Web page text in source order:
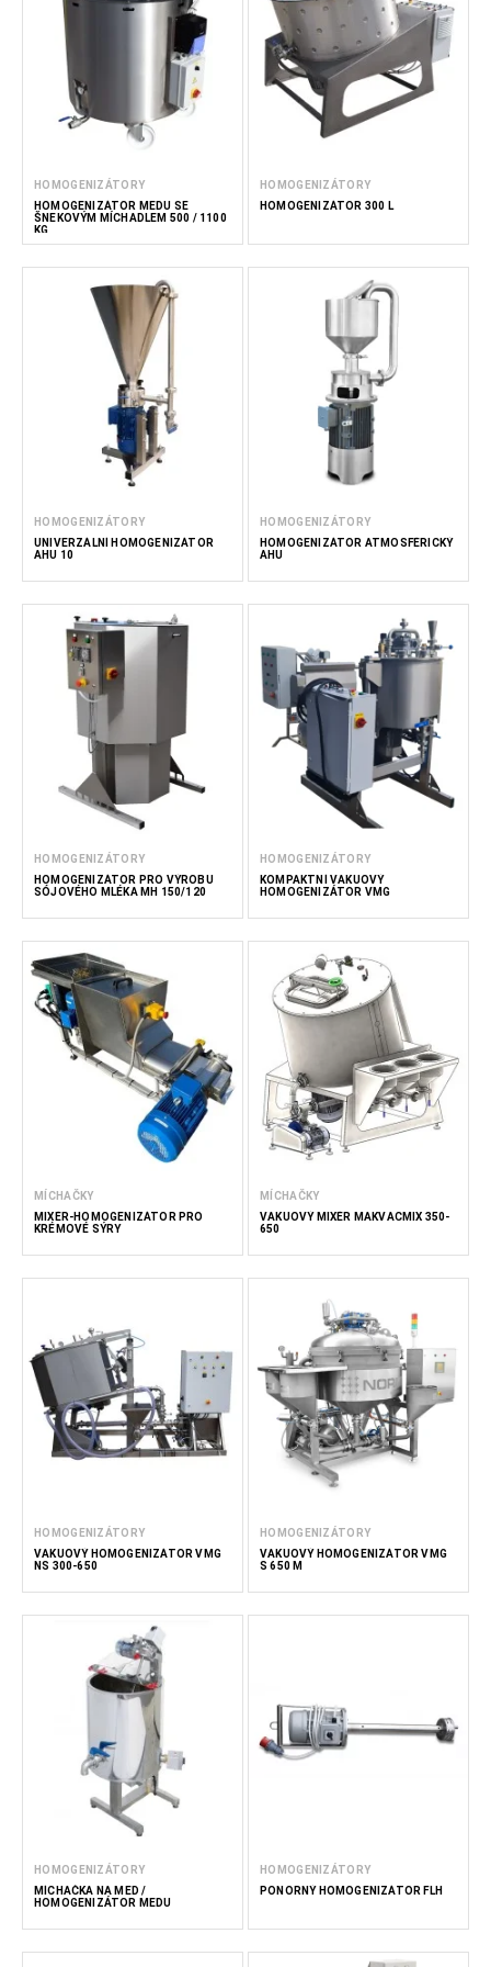
HOMOGENIZÁTORY
HOMOGENIZÁTOR MEDU SE
ŠNEKOVÝM MÍCHADLEM 500 / 1100
KG
HOMOGENIZÁTORY
HOMOGENIZÁTOR 300 L
HOMOGENIZÁTORY
UNIVERZÁLNÍ HOMOGENIZÁTOR
AHU 10
HOMOGENIZÁTORY
HOMOGENIZÁTOR ATMOSFÉRICKÝ
AHU
HOMOGENIZÁTORY
HOMOGENIZÁTOR PRO VÝROBU
SÓJOVÉHO MLÉKA MH 150/120
HOMOGENIZÁTORY
KOMPAKTNÍ VAKUOVÝ
HOMOGENIZÁTOR VMG
MÍCHAČKY
MIXÉR-HOMOGENIZÁTOR PRO
KRÉMOVÉ SÝRY
MÍCHAČKY
VAKUOVÝ MIXÉR MAKVACMIX 350-
650
HOMOGENIZÁTORY
VAKUOVÝ HOMOGENIZÁTOR VMG
NS 300-650
HOMOGENIZÁTORY
VAKUOVÝ HOMOGENIZÁTOR VMG
S 650 M
HOMOGENIZÁTORY
MÍCHAČKA NA MED /
HOMOGENIZÁTOR MEDU
HOMOGENIZÁTORY
PONORNÝ HOMOGENIZÁTOR FLH